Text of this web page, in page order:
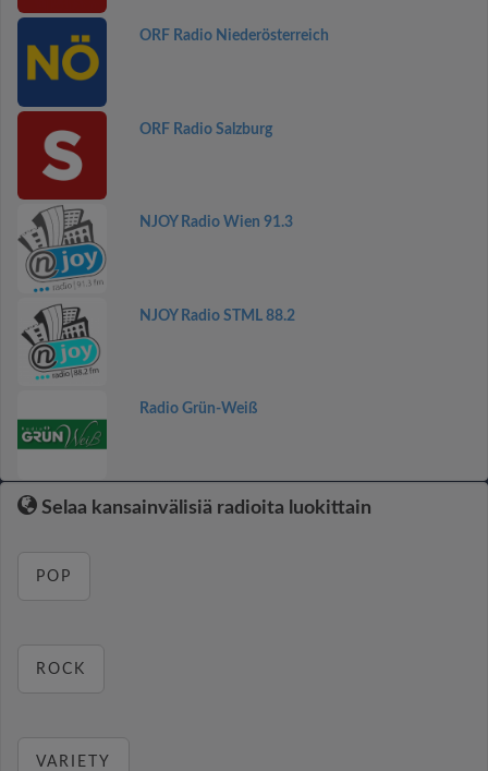
ORF Radio Niederösterreich
ORF Radio Salzburg
NJOY Radio Wien 91.3
NJOY Radio STML 88.2
Radio Grün-Weiß
Selaa kansainvälisiä radioita luokittain
POP
ROCK
VARIETY